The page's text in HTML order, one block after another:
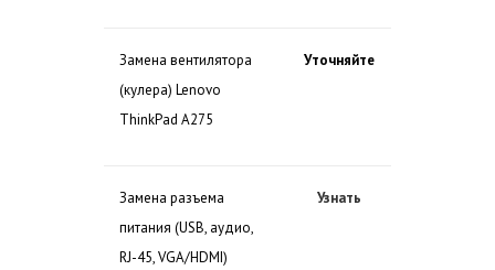
Замена вентилятора
(кулера) Lenovo
ThinkPad A275
Уточняйте
Замена разъема
питания (USB, аудио,
RJ-45, VGA/HDMI)
Узнать